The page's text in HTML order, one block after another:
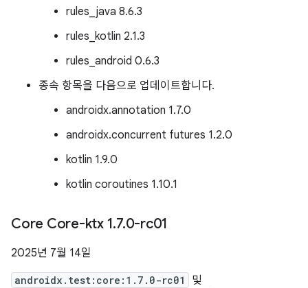
rules_java 8.6.3
rules_kotlin 2.1.3
rules_android 0.6.3
종속 항목을 다음으로 업데이트합니다.
androidx.annotation 1.7.0
androidx.concurrent futures 1.2.0
kotlin 1.9.0
kotlin coroutines 1.10.1
Core Core-ktx 1.7.0-rc01
2025년 7월 14일
androidx.test:core:1.7.0-rc01 및